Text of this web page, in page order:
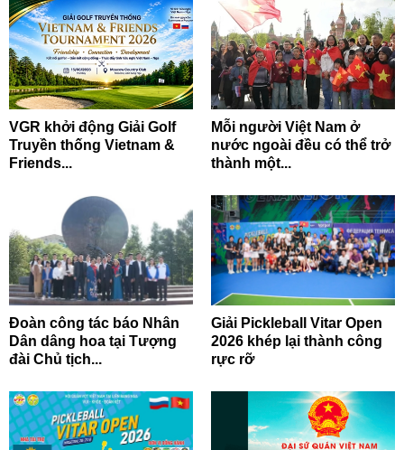
VGR khởi động Giải Golf
Truyền thống Vietnam &
Friends...
Mỗi người Việt Nam ở
nước ngoài đều có thể trở
thành một...
Đoàn công tác báo Nhân
Dân dâng hoa tại Tượng
đài Chủ tịch...
Giải Pickleball Vitar Open
2026 khép lại thành công
rực rỡ